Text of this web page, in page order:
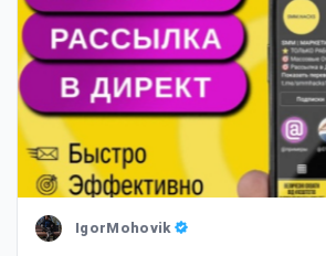
IgorMohovik